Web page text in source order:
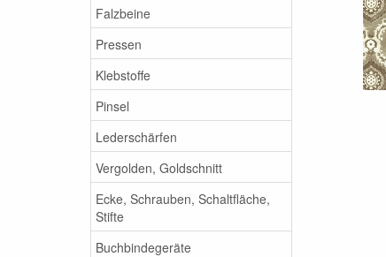
Falzbeine
Pressen
Klebstoffe
Pinsel
Lederschärfen
Vergolden, Goldschnitt
Ecke, Schrauben, Schaltfläche,
Stifte
Buchbindegeräte